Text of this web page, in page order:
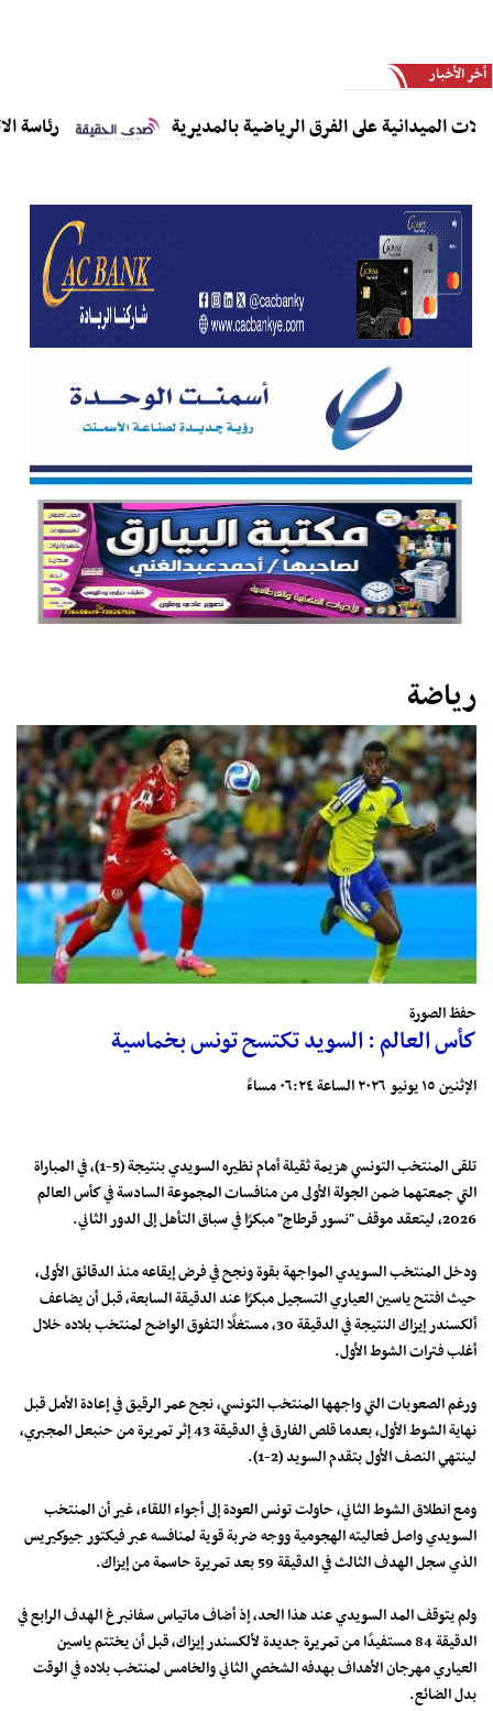
أخر الأخبار
على الفرق الرياضية بالمديرية رئاسة
رياضة
حفظ الصورة
كأس العالم : السويد تكتسح تونس بخماسية
الإثنين ١٥ يونيو ٢٠٢٦ الساعة ٠٦:٢٤ مساءً
تلقى المنتخب التونسي هزيمة ثقيلة أمام نظيره السويدي بنتيجة (5-1)، في المباراة
التي جمعتهما ضمن الجولة الأولى من منافسات المجموعة السادسة في كأس العالم
2026، ليتعقد موقف "نسور قرطاج" مبكرًا في سباق التأهل إلى الدور الثاني.
ودخل المنتخب السويدي المواجهة بقوة ونجح في فرض إيقاعه منذ الدقائق الأولى،
حيث افتتح ياسين العياري التسجيل مبكرًا عند الدقيقة السابعة، قبل أن يضاعف
ألكسندر إيزاك النتيجة في الدقيقة 30، مستغلًا التفوق الواضح لمنتخب بلاده خلال
أغلب فترات الشوط الأول.
ورغم الصعوبات التي واجهها المنتخب التونسي، نجح عمر الرقيق في إعادة الأمل قبل
نهاية الشوط الأول، بعدما قلص الفارق في الدقيقة 43 إثر تمريرة من حنبعل المجبري،
لينتهي النصف الأول بتقدم السويد (2-1).
ومع انطلاق الشوط الثاني، حاولت تونس العودة إلى أجواء اللقاء، غير أن المنتخب
السويدي واصل فعاليته الهجومية ووجه ضربة قوية لمنافسه عبر فيكتور جيوكيريس
الذي سجل الهدف الثالث في الدقيقة 59 بعد تمريرة حاسمة من إيزاك.
ولم يتوقف المد السويدي عند هذا الحد، إذ أضاف ماتياس سفانبرغ الهدف الرابع في
الدقيقة 84 مستفيدًا من تمريرة جديدة لألكسندر إيزاك، قبل أن يختتم ياسين
العياري مهرجان الأهداف بهدفه الشخصي الثاني والخامس لمنتخب بلاده في الوقت
بدل الضائع.